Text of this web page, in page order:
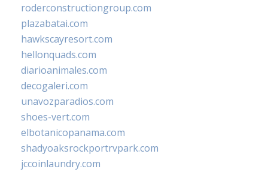
roderconstructiongroup.com
plazabatai.com
hawkscayresort.com
hellonquads.com
diarioanimales.com
decogaleri.com
unavozparadios.com
shoes-vert.com
elbotanicopanama.com
shadyoaksrockportrvpark.com
jccoinlaundry.com